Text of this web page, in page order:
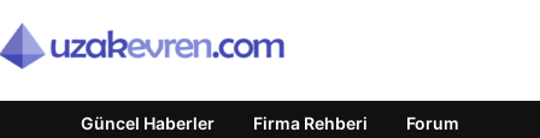
Güncel Haberler Firma Rehberi Forum